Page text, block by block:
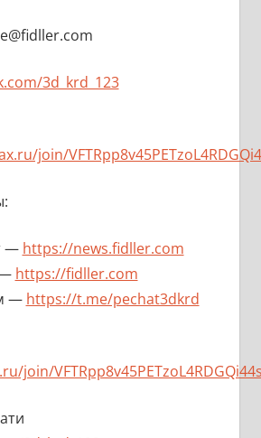
3d_krd_123
join/
— https://news.fidller.com
https://fidller.com
— https://t.me/pechat3dkrd
join/